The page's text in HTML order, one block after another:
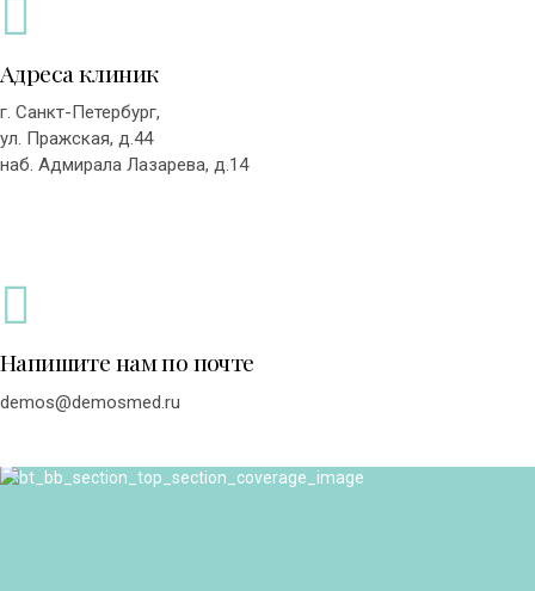
Адреса клиник
г. Санкт-Петербург,
ул. Пражская, д.44
наб. Адмирала Лазарева, д.14
Напишите нам по почте
demos@demosmed.ru